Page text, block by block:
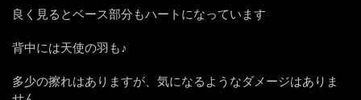
良く見るとベース部分もハートになっています
背中には天使の羽も♪
多少の擦れはありますが、気になるようなダメージはありま